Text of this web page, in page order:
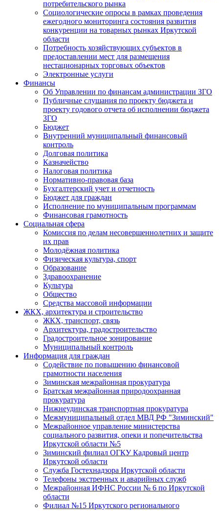
потребительского рынка
Социологические опросы в рамках проведения
ежегодного мониторинга состояния развития
конкуренции на товарных рынках Иркутской
области
Потребность хозяйствующих субъектов в
предоставлении мест для размещения
нестационарных торговых объектов
Электронные услуги
Финансы
Об Управлении по финансам администрации ЗГО
Публичные слушания по проекту бюджета и
проекту годового отчета об исполнении бюджета
ЗГО
Бюджет
Внутренний муниципальный финансовый
контроль
Долговая политика
Казначейство
Налоговая политика
Нормативно-правовая база
Бухгалтерский учет и отчетность
Бюджет для граждан
Исполнение по муниципальным программам
Финансовая грамотность
Социальная сфера
Комиссия по делам несовершеннолетних и защите
их прав
Молодёжная политика
Физическая культура, спорт
Образование
Здравоохранение
Культура
Общество
Средства массовой информации
ЖКХ, архитектура и строительство
ЖКХ, транспорт, связь
Архитектура, градостроительство
Градостроительное зонирование
Муниципальный контроль
Информация для граждан
Содействие по повышению финансовой
грамотности населения
Зиминская межрайонная прокуратура
Братская межрайонная природоохранная
прокуратура
Нижнеудинская транспортная прокуратура
Межмуниципальный отдел МВД РФ "Зиминский"
Межрайонное управление министерства
социального развития, опеки и попечительства
Иркутской области №5
Зиминский филиал ОГКУ Кадровый центр
Иркутской области
Служба Гостехнадзора Иркутской области
Телефоны экстренных и аварийных служб
Межрайонная ИФНС России № 6 по Иркутской
области
Филиал №15 Иркутского регионального